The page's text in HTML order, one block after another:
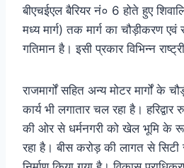
बीएचईएल बैरियर नं० 6 होते हुए
मध्य मार्ग) तक मार्ग का चौड़ीकरण एवं
गतिमान है। इसी प्रकार विभिन्न
राजमार्गों सहित अन्य मोटर मार्गों के
कार्य भी लगातार चल रहा है।
की ओर से धर्मनगरी को खेल भूमि के
रहा है। बीस करोड़ की लागत से सिटी